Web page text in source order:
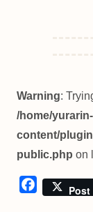
Warning:
/home/
content/
public.php on
Post